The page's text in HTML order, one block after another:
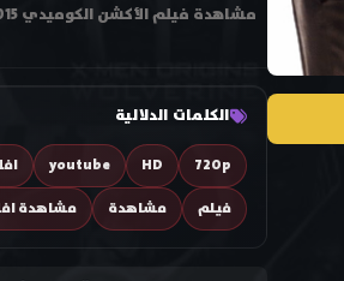
الكلمات الدلالية
720p
HD
youtube
فيلم
مشاهدة مشاهدة